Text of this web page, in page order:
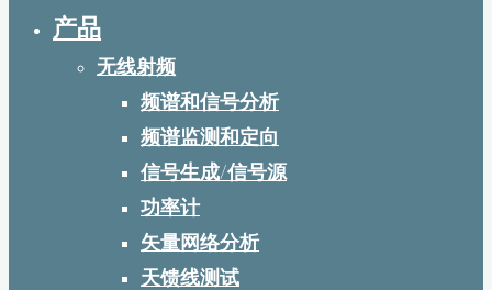
产品
无线射频
频谱和信号分析
频谱监测和定向
信号生成/信号源
功率计
矢量网络分析
天馈线测试